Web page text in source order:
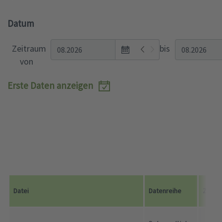
Datum
Zeitraum
von
Open
bis
Erste Daten anzeigen
Datei Datenreihe